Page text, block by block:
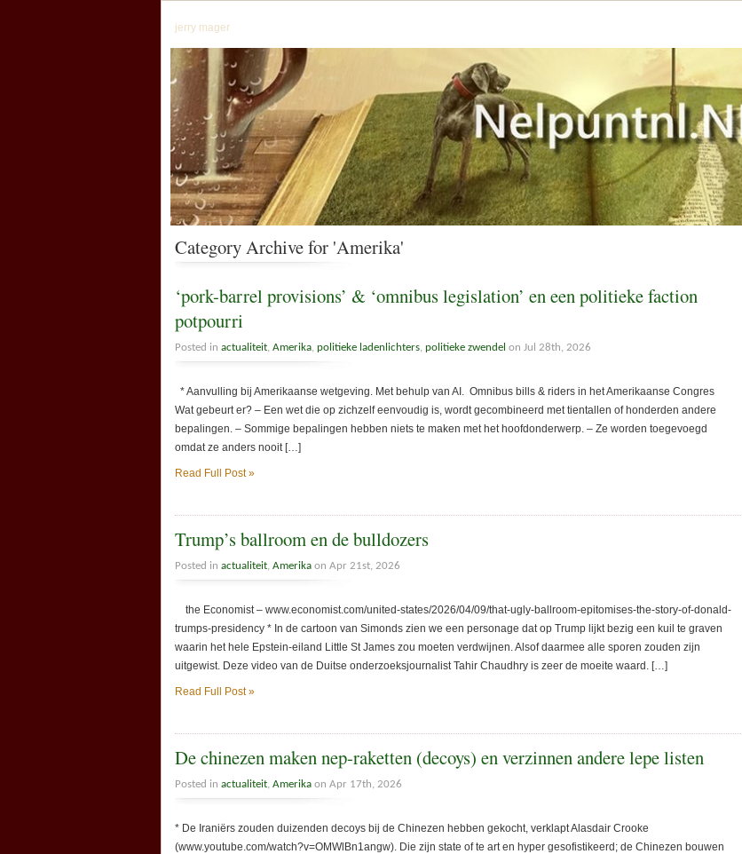
jerry mager
Category Archive for 'Amerika'
‘pork-barrel provisions’ & ‘omnibus legislation’ en een politieke faction
potpourri
Posted in actualiteit Amerika politieke ladenlichters politieke zwendel on Jul 28th, 2026
* Aanvulling bij Amerikaanse wetgeving. Met behulp van AI. Omnibus bills & riders in het Amerikaanse Congres
Wat gebeurt er? – Een wet die op zichzelf eenvoudig is, wordt gecombineerd met tientallen of honderden andere
bepalingen. – Sommige bepalingen hebben niets te maken met het hoofdonderwerp. – Ze worden toegevoegd
omdat ze anders nooit […]
Read Full Post »
Trump’s ballroom en de bulldozers
Posted in actualiteit Amerika on Apr 21st, 2026
the Economist – www.economist.com/united-states/2026/04/09/that-ugly-ballroom-epitomises-the-story-of-donald-
trumps-presidency * In de cartoon van Simonds zien we een personage dat op Trump lijkt bezig een kuil te graven
waarin het hele Epstein-eiland Little St James zou moeten verdwijnen. Alsof daarmee alle sporen zouden zijn
uitgewist. Deze video van de Duitse onderzoeksjournalist Tahir Chaudhry is zeer de moeite waard. […]
Read Full Post »
De chinezen maken nep-raketten (decoys) en verzinnen andere lepe listen
Posted in actualiteit Amerika on Apr 17th, 2026
* De Iraniërs zouden duizenden decoys bij de Chinezen hebben gekocht, verklapt Alasdair Crooke
(www.youtube.com/watch?v=OMWlBn1angw). Die zijn state of te art en hyper gesofistikeerd; de Chinezen bouwen